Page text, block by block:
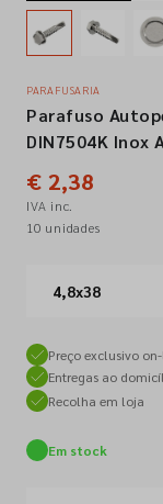
Contactos
Siga-nos nas
PARAFUSARIA
Parafuso
DIN7504K Inox
€ 2,38
IVA inc.
10 unidades
4,8x38
Preço exclusivo
Entregas ao
Recolha em loja
Em stock